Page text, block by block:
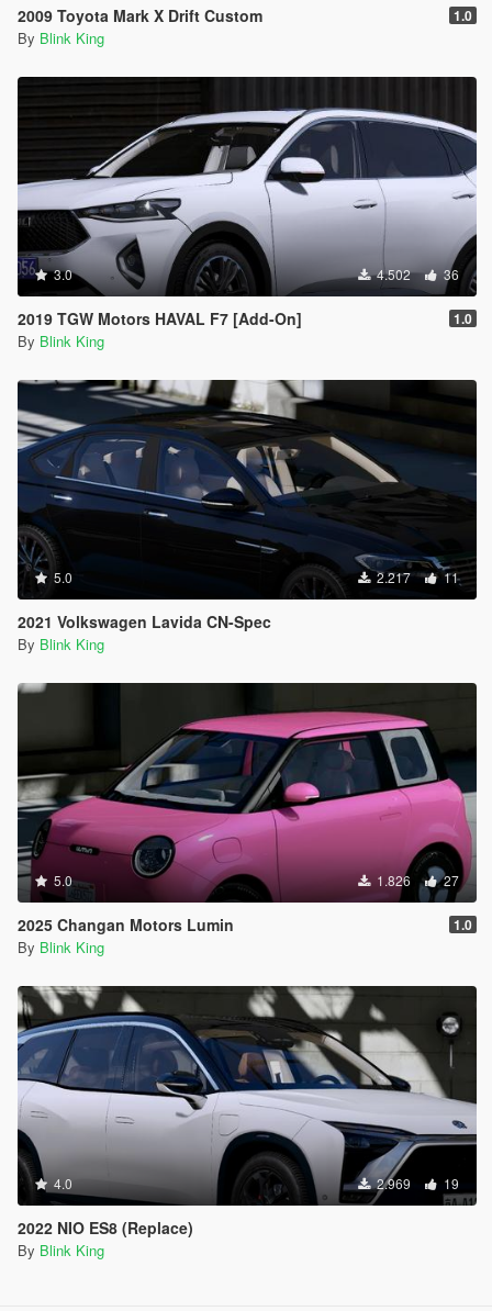
2009 Toyota Mark X Drift Custom 1.0
By Blink King
3.0 4.502 36
2019 TGW Motors HAVAL F7 [Add-On] 1.0
By Blink King
5.0 2.217 11
2021 Volkswagen Lavida CN-Spec
By Blink King
5.0 1.826 27
2025 Changan Motors Lumin 1.0
By Blink King
4.0 2.969 19
2022 NIO ES8 (Replace)
By Blink King